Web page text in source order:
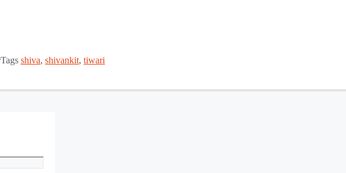
Tags shiva, shivankit, tiwari